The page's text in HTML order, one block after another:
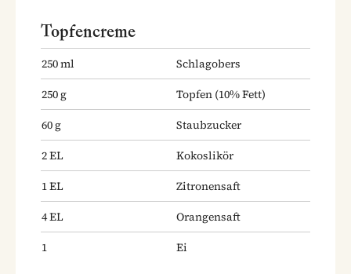
Topfencreme
250ml
Schlagobers
250g Topfen (10% Fett)
60g
Staubzucker
2EL
Kokoslikör
1EL
Zitronensaft
4EL
Orangensaft
1
Ei